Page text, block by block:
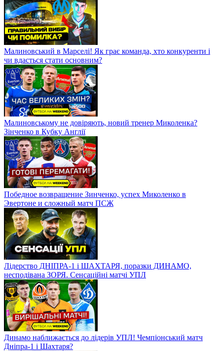
Малиновський в Марселі! Як грає команда, хто конкуренти і
чи вдасться стати основним?
Малиновському не довіряють, новий тренер Миколенка?
Зінченко в Кубку Англії
Победное возвращение Зинченко, успех Миколенко в
Эвертоне и сложный матч ПСЖ
Лідерство ДНІПРА-1 і ШАХТАРЯ, поразки ДИНАМО,
несподівана ЗОРЯ. Сенсаційні матчі УПЛ
Динамо наближається до лідерів УПЛ! Чемпіонський матч
Дніпра-1 і Шахтаря?